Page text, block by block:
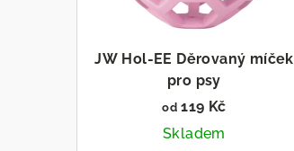
JW Hol-EE Děrovaný míček
pro psy
od119 Kč
Skladem